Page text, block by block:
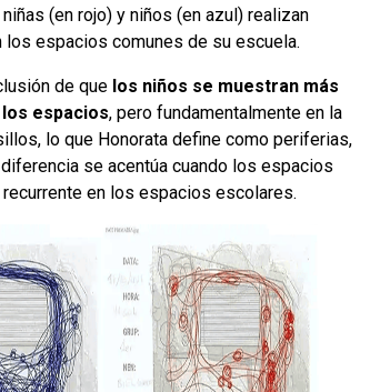
(en rojo) y niños (en azul) realizan
los espacios comunes de su escuela.
de que los niños se muestran más
espacios, pero fundamentalmente en la
lo que Honorata define como periferias,
se acentúa cuando los espacios
en los espacios escolares.